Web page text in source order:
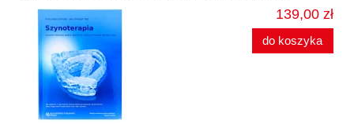
139,00 zł
do koszyka